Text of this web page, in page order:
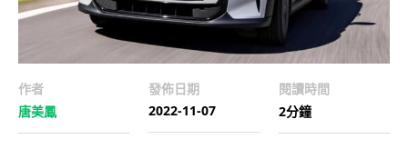
作者
唐美鳳
發佈日期
2022-11-07
閱讀時間
2分鐘